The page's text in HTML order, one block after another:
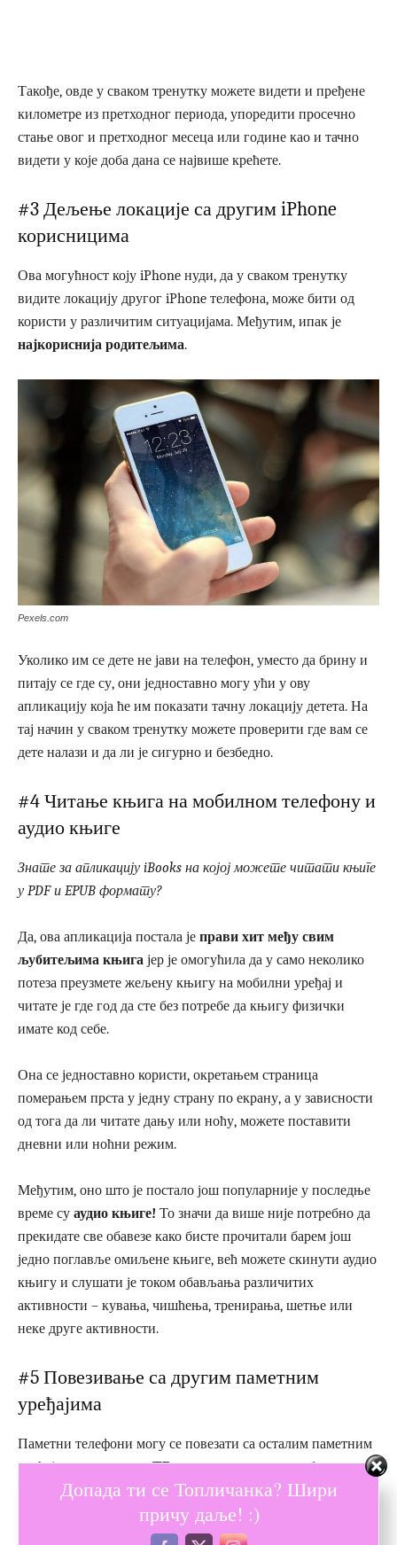
Такође, овде у сваком тренутку можете видети и пређене
километре из претходног периода, упоредити просечно
стање овог и претходног месеца или године као и тачно
видети у које доба дана се највише крећете.
#3 Дељење локације са другим iPhone
корисницима
Ова могућност коју iPhone нуди, да у сваком тренутку
видите локацију другог iPhone телефона, може бити од
користи у различитим ситуацијама. Међутим, ипак је
најкориснија родитељима.
Pexels.com
Уколико им се дете не јави на телефон, уместо да брину и
питају се где су, они једноставно могу ући у ову
апликацију која ће им показати тачну локацију детета. На
тај начин у сваком тренутку можете проверити где вам се
дете налази и да ли је сигурно и безбедно.
#4 Читање књига на мобилном телефону и
аудио књиге
Знате за апликацију iBooks на којој можете читати књиге
у PDF и EPUB формату?
Да, ова апликација постала је прави хит међу свим
љубитељима књига јер је омогућила да у само неколико
потеза преузмете жељену књигу на мобилни уређај и
читате је где год да сте без потребе да књигу физички
имате код себе.
Она се једноставно користи, окретањем страница
померањем прста у једну страну по екрану, а у зависности
од тога да ли читате дању или ноћу, можете поставити
дневни или ноћни режим.
Међутим, оно што је постало још популарније у последње
време су аудио књиге! То значи да више није потребно да
прекидате све обавезе како бисте прочитали барем још
једно поглавље омиљене књиге, већ можете скинути аудио
књигу и слушати је током обављања различитих
активности – кувања, чишћења, тренирања, шетње или
неке друге активности.
#5 Повезивање са другим паметним
уређајима
Паметни телефони могу се повезати са осталим паметним
уређајима, као што суТВ, паметни сат, аутомобил, клима
уређај и веш машина. На тај начин можете подесити и
активирати уређаје без потребе да будете у њиховој
физичкој близини. Ово може бити поприлично корисно у
Допада ти се Топличанка? Шири
причу даље! :)